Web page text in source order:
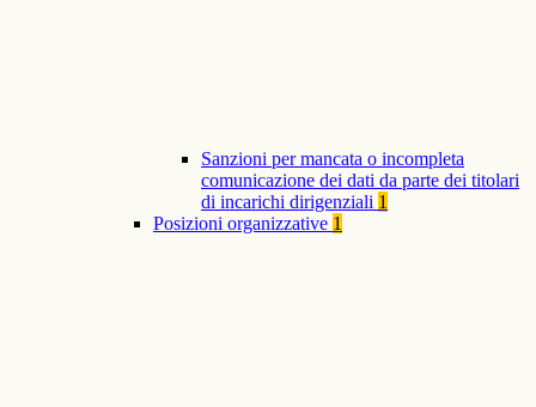
Sanzioni per mancata o incompleta
comunicazione dei dati da parte dei titolari
di incarichi dirigenziali 1
Posizioni organizzative 1